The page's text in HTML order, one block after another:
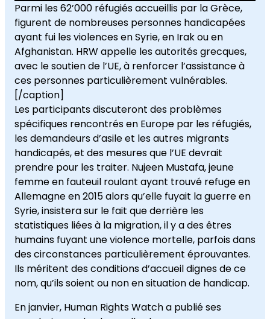
Parmi les 62’000 réfugiés accueillis par la Grèce,
figurent de nombreuses personnes handicapées
ayant fui les violences en Syrie, en Irak ou en
Afghanistan. HRW appelle les autorités grecques,
avec le soutien de l’UE, à renforcer l’assistance à
ces personnes particulièrement vulnérables.
[/caption]
Les participants discuteront des problèmes
spécifiques rencontrés en Europe par les réfugiés,
les demandeurs d’asile et les autres migrants
handicapés, et des mesures que l’UE devrait
prendre pour les traiter. Nujeen Mustafa, jeune
femme en fauteuil roulant ayant trouvé refuge en
Allemagne en 2015 alors qu’elle fuyait la guerre en
Syrie, insistera sur le fait que derrière les
statistiques liées à la migration, il y a des êtres
humains fuyant une violence mortelle, parfois dans
des circonstances particulièrement éprouvantes.
Ils méritent des conditions d’accueil dignes de ce
nom, qu’ils soient ou non en situation de handicap.
En janvier, Human Rights Watch a publié ses